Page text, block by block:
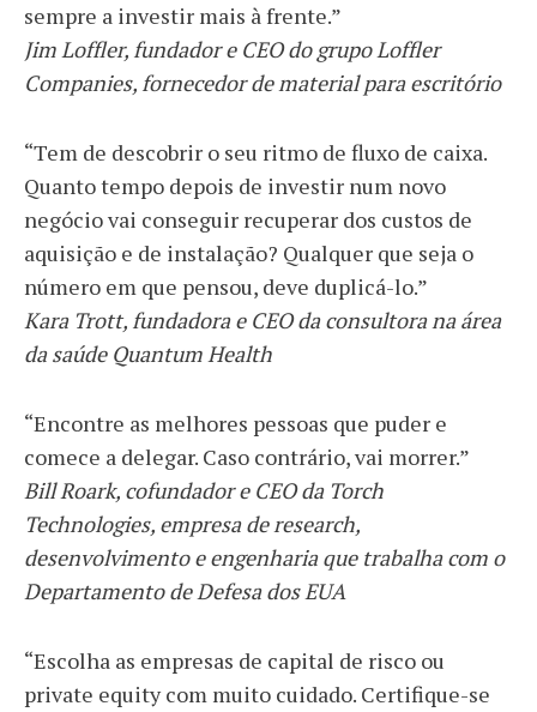
sempre a investir mais à frente.”
Jim Loffler, fundador e CEO do grupo Loffler
Companies, fornecedor de material para escritório
“Tem de descobrir o seu ritmo de fluxo de caixa.
Quanto tempo depois de investir num novo
negócio vai conseguir recuperar dos custos de
aquisição e de instalação? Qualquer que seja o
número em que pensou, deve duplicá-lo.”
Kara Trott, fundadora e CEO da consultora na área
da saúde Quantum Health
“Encontre as melhores pessoas que puder e
comece a delegar. Caso contrário, vai morrer.”
Bill Roark, cofundador e CEO da Torch
Technologies, empresa de research,
desenvolvimento e engenharia que trabalha com o
Departamento de Defesa dos EUA
“Escolha as empresas de capital de risco ou
private equity com muito cuidado. Certifique-se